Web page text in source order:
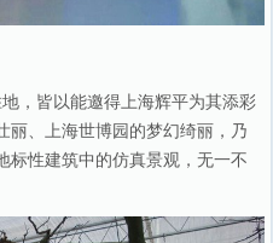
，皆以能邀得上海辉平为其添彩
丽、上海世博园的梦幻绮丽，乃
标性建筑中的仿真景观，无一不